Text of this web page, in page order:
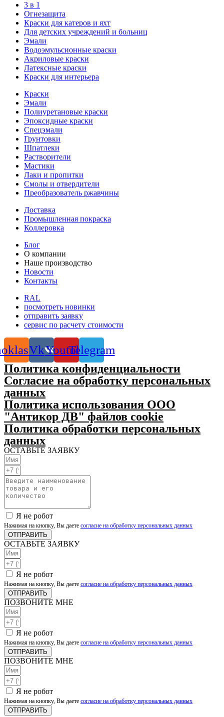
3 в 1
Огнезащита
Краски для катеров и яхт
Для детских учреждений и больниц
Эмали
Водоэмульсионные краски
Акриловые краски
Латексные краски
Краски для интерьера
Краски
Эмали
Полиуретановые краски
Эпоксидные краски
Спецэмали
Грунтовки
Шпатлеки
Растворители
Мастики
Лаки и пропитки
Смолы и отвердители
Преобразователь ржавчины
Доставка
Промышленная покраска
Коллеровка
Блог
О компании
Наше производство
Новости
Контакты
RAL
посмотреть новинки
отправить заявку
сервис по расчету стоимости
VkYoutubeTelegram
Политика конфиденциальности
Согласие на обработку персональных
данных
Политика использования ООО
"Антикор ДВ" файлов cookie
Политика обработки персональных
данных
ОСТАВЬТЕ ЗАЯВКУ
Я не робот
Нажимая на кнопку, Вы даете согласие на обработку персональных данных
ОТПРАВИТЬ
ОСТАВЬТЕ ЗАЯВКУ
Я не робот
Нажимая на кнопку, Вы даете согласие на обработку персональных данных
ОТПРАВИТЬ
ПОЗВОНИТЕ МНЕ
Я не робот
Нажимая на кнопку, Вы даете согласие на обработку персональных данных
ОТПРАВИТЬ
ПОЗВОНИТЕ МНЕ
Я не робот
Нажимая на кнопку, Вы даете согласие на обработку персональных данных
ОТПРАВИТЬ